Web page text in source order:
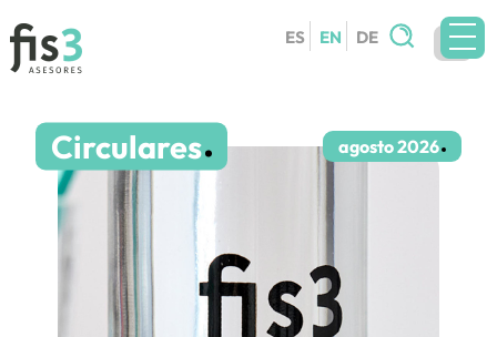
ES EN DE
Search
for:
SERVICES
WORK WITH US
Circulares agosto 2026